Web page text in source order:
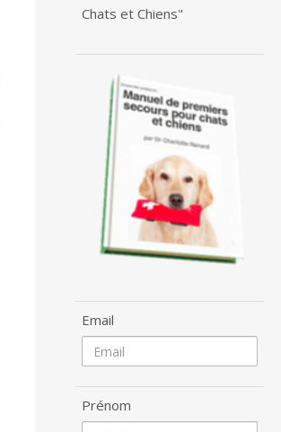
Chats et Chiens"
Email
Prénom